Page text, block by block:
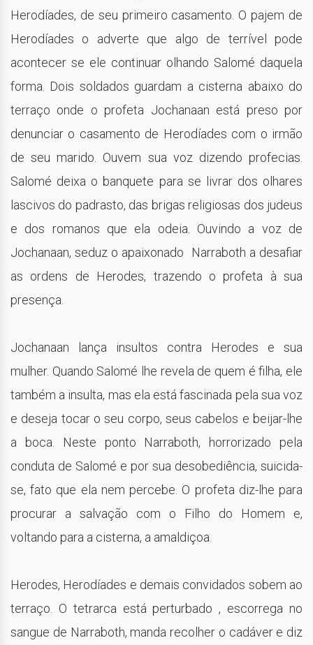
Herodíades, de seu primeiro casamento. O pajem de
Herodíades o adverte que algo de terrível pode
acontecer se ele continuar olhando Salomé daquela
forma. Dois soldados guardam a cisterna abaixo do
terraço onde o profeta Jochanaan está preso por
denunciar o casamento de Herodíades com o irmão
de seu marido. Ouvem sua voz dizendo profecias.
Salomé deixa o banquete para se livrar dos olhares
lascivos do padrasto, das brigas religiosas dos judeus
e dos romanos que ela odeia. Ouvindo a voz de
Jochanaan, seduz o apaixonado Narraboth a desafiar
as ordens de Herodes, trazendo o profeta à sua
presença.
Jochanaan lança insultos contra Herodes e sua
mulher. Quando Salomé lhe revela de quem é filha, ele
também a insulta, mas ela está fascinada pela sua voz
e deseja tocar o seu corpo, seus cabelos e beijar-lhe
a boca. Neste ponto Narraboth, horrorizado pela
conduta de Salomé e por sua desobediência, suicida-
se, fato que ela nem percebe. O profeta diz-lhe para
procurar a salvação com o Filho do Homem e,
voltando para a cisterna, a amaldiçoa.
Herodes, Herodíades e demais convidados sobem ao
terraço. O tetrarca está perturbado , escorrega no
sangue de Narraboth, manda recolher o cadáver e diz